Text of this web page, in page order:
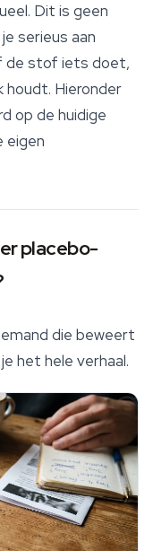
Dit is geen
serieus aan
de stof iets doet,
houdt. Hieronder
op de huidige
eigen
placebo-
die beweert
het hele verhaal.